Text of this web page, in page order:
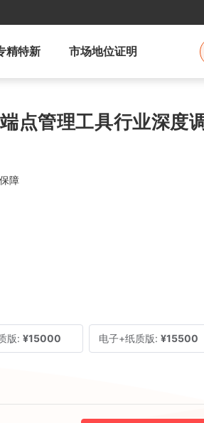
精特新 市场地位证明
点管理工具行业深度调
障
版: ¥15000 电子+纸质版: ¥15500